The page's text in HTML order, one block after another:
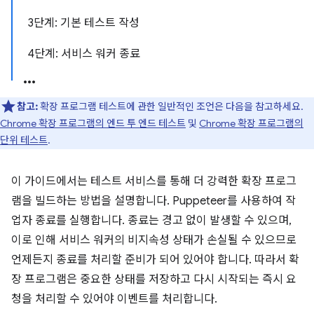
3단계: 기본 테스트 작성
4단계: 서비스 워커 종료
참고:확장 프로그램 테스트에 관한 일반적인 조언은 다음을 참고하세요.
Chrome 확장 프로그램의 엔드 투 엔드 테스트 및 Chrome 확장 프로그램의
단위 테스트.
이 가이드에서는 테스트 서비스를 통해 더 강력한 확장 프로그
램을 빌드하는 방법을 설명합니다. Puppeteer를 사용하여 작
업자 종료를 실행합니다. 종료는 경고 없이 발생할 수 있으며,
이로 인해 서비스 워커의 비지속성 상태가 손실될 수 있으므로
언제든지 종료를 처리할 준비가 되어 있어야 합니다. 따라서 확
장 프로그램은 중요한 상태를 저장하고 다시 시작되는 즉시 요
청을 처리할 수 있어야 이벤트를 처리합니다.